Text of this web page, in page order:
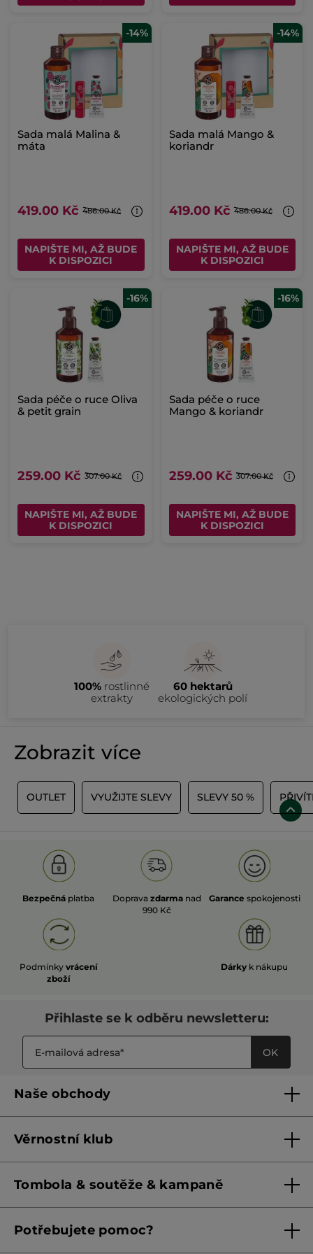
-14%
Sada malá Malina &
máta
419.00 Kč 486.00 Kč
NAPIŠTE MI, AŽ BUDE
K DISPOZICI
-14%
Sada malá Mango &
koriandr
419.00 Kč 486.00 Kč
NAPIŠTE MI, AŽ BUDE
K DISPOZICI
-16%
Sada péče o ruce Oliva
& petit grain
259.00 Kč 307.00 Kč
NAPIŠTE MI, AŽ BUDE
K DISPOZICI
-16%
Sada péče o ruce
Mango & koriandr
259.00 Kč 307.00 Kč
NAPIŠTE MI, AŽ BUDE
K DISPOZICI
100% rostlinné
extrakty
60 hektarů
ekologických polí
Zobrazit více
OUTLET VYUŽIJTE SLEVY SLEVY 50 %
Bezpečná platba Doprava zdarma nad
990 Kč
Garance spokojenosti
Podmínky vrácení
zboží
Dárky k nákupu
Přihlaste se k odběru newsletteru:
OK
Naše obchody
Franšízing
Věrnostní klub
Pravidla věrnostního klubu od 1. 6. 2026
Tombola & soutěže & kampaně
Podmínky aktuálních nabídek
Potřebujete pomoc?